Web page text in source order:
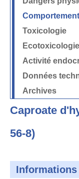
Toxicologie
Ecotoxicologie
Activité
Données
Archives
Caproate
56-8)
Informations